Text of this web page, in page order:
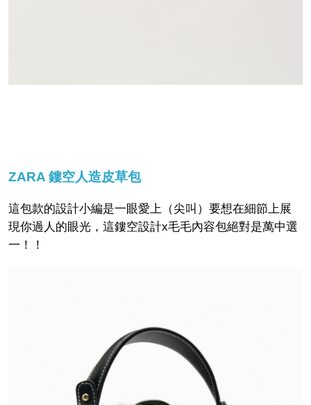
ZARA 鏤空人造皮草包
這包款的設計小編是一眼愛上（尖叫）要想在細節上展
現你過人的眼光，這鏤空設計x毛毛內容包絕對是萬中選
一！！